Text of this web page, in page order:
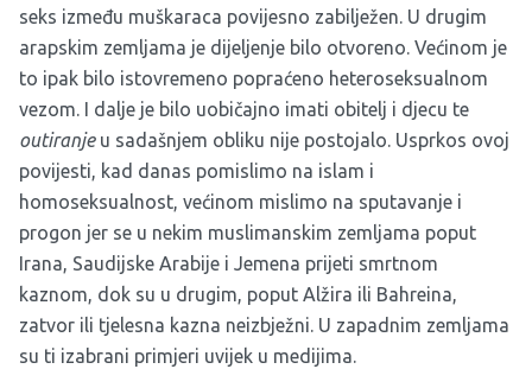
seks između muškaraca povijesno zabilježen. U drugim
arapskim zemljama je dijeljenje bilo otvoreno. Većinom je
to ipak bilo istovremeno popraćeno heteroseksualnom
vezom. I dalje je bilo uobičajno imati obitelj i djecu te
outiranje u sadašnjem obliku nije postojalo. Usprkos ovoj
povijesti, kad danas pomislimo na islam i
homoseksualnost, većinom mislimo na sputavanje i
progon jer se u nekim muslimanskim zemljama poput
Irana, Saudijske Arabije i Jemena prijeti smrtnom
kaznom, dok su u drugim, poput Alžira ili Bahreina,
zatvor ili tjelesna kazna neizbježni. U zapadnim zemljama
su ti izabrani primjeri uvijek u medijima.